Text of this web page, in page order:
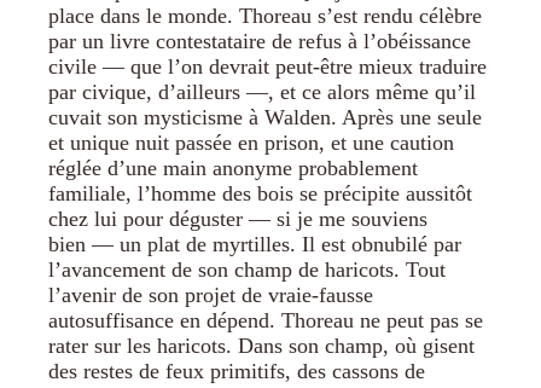
place dans le monde. Thoreau s’est rendu célèbre
par un livre contestataire de refus à l’obéissance
civile — que l’on devrait peut-être mieux traduire
par civique, d’ailleurs —, et ce alors même qu’il
cuvait son mysticisme à Walden. Après une seule
et unique nuit passée en prison, et une caution
réglée d’une main anonyme probablement
familiale, l’homme des bois se précipite aussitôt
chez lui pour déguster — si je me souviens
bien — un plat de myrtilles. Il est obnubilé par
l’avancement de son champ de haricots. Tout
l’avenir de son projet de vraie-fausse
autosuffisance en dépend. Thoreau ne peut pas se
rater sur les haricots. Dans son champ, où gisent
des restes de feux primitifs, des cassons de